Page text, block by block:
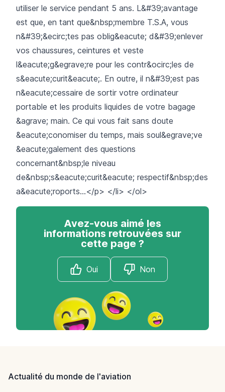
utiliser le service pendant 5 ans. L&#39;avantage
est que, en tant que&nbsp;membre T.S.A, vous
n&#39;&ecirc;tes pas oblig&eacute; d&#39;enlever
vos chaussures, ceintures et veste
l&eacute;g&egrave;re pour les contr&ocirc;les de
s&eacute;curit&eacute;. En outre, il n&#39;est pas
n&eacute;cessaire de sortir votre ordinateur
portable et les produits liquides de votre bagage
&agrave; main. Ce qui vous fait sans doute
&eacute;conomiser du temps, mais soul&egrave;ve
&eacute;galement des questions
concernant&nbsp;le niveau
de&nbsp;s&eacute;curit&eacute; respectif&nbsp;des
a&eacute;roports...</p> </li> </ol>
Avez-vous aimé les
informations retrouvées sur
cette page ?
Oui Non
Actualité du monde de l'aviation